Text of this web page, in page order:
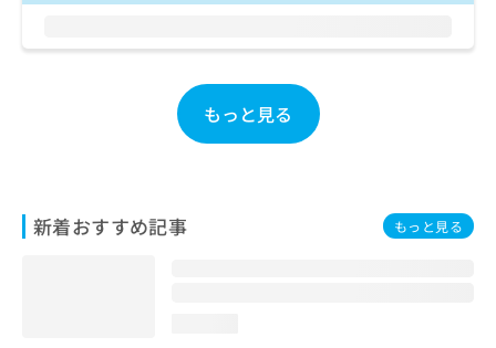
もっと見る
新着おすすめ記事 もっと見る
ら